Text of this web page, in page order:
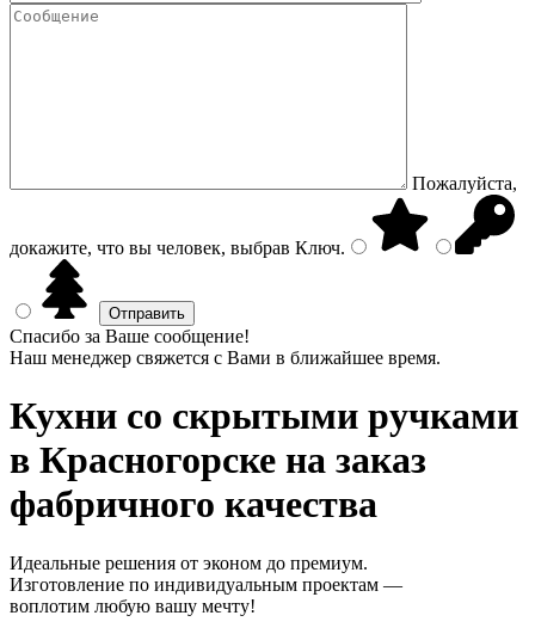
Пожалуйста,
докажите, что вы человек, выбрав Ключ.
Спасибо за Ваше сообщение!
Наш менеджер свяжется с Вами в ближайшее время.
Кухни со скрытыми ручками
в Красногорске на заказ
фабричного качества
Идеальные решения от эконом до премиум.
Изготовление по индивидуальным проектам —
воплотим любую вашу мечту!